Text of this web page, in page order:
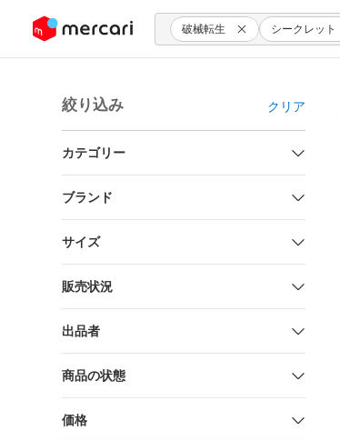
ツにスキップ 破械転生 シークレット
絞り込み クリア
カテゴリー
ブランド
サイズ
販売状況
出品者
商品の状態
価格